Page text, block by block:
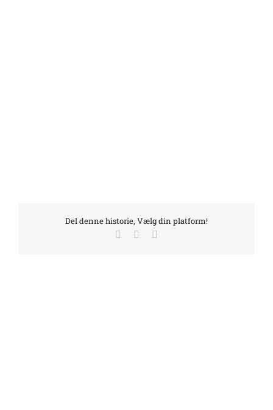
Del denne historie, Vælg din platform!
FacebookLinkedIn